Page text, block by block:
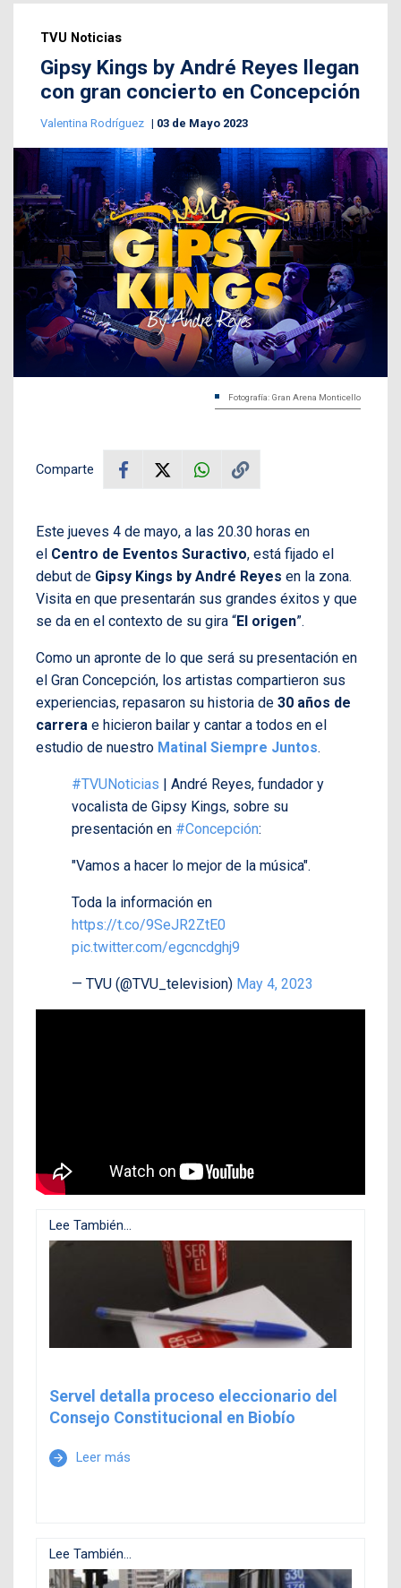
TVU Noticias
Gipsy Kings by André Reyes llegan
con gran concierto en Concepción
Valentina Rodríguez 03 de Mayo 2023
Fotografía: Gran Arena Monticello
Comparte
Este jueves 4 de mayo, a las 20.30 horas en
el Centro de Eventos Suractivo, está fijado el
debut de Gipsy Kings by André Reyes en la zona.
Visita en que presentarán sus grandes éxitos y que
se da en el contexto de su gira “El origen”.
Como un apronte de lo que será su presentación en
el Gran Concepción, los artistas compartieron sus
experiencias, repasaron su historia de 30 años de
carrera e hicieron bailar y cantar a todos en el
estudio de nuestro Matinal Siempre Juntos.
#TVUNoticias | André Reyes, fundador y
vocalista de Gipsy Kings, sobre su
presentación en #Concepción:
"Vamos a hacer lo mejor de la música".
Toda la información en
https://t.co/9SeJR2ZtE0
pic.twitter.com/egcncdghj9
— TVU (@TVU_television) May 4, 2023
Lee También...
Servel detalla proceso eleccionario del
Consejo Constitucional en Biobío
arrow_forward Leer más
Lee También...